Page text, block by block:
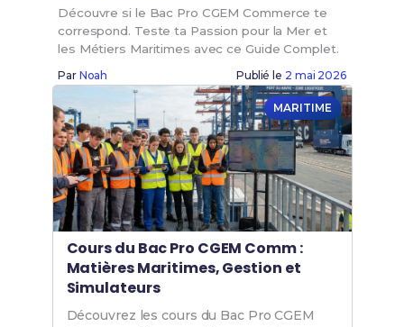
Découvre si le Bac Pro CGEM Commerce te
correspond. Teste ta Passion pour la Mer et
les Métiers Maritimes avec ce Guide Complet.
Par Noah Publié le 2 mai 2026
MARITIME
Cours du Bac Pro CGEM Comm :
Matières Maritimes, Gestion et
Simulateurs
Découvrez les cours du Bac Pro CGEM